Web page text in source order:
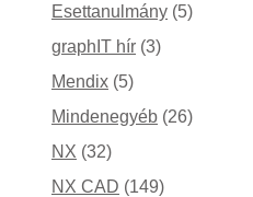
Esettanulmány (5)
graphIT hír (3)
Mendix (5)
Mindenegyéb (26)
NX (32)
NX CAD (149)